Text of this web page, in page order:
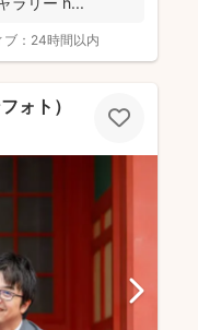
： 24時間以内
ォト）